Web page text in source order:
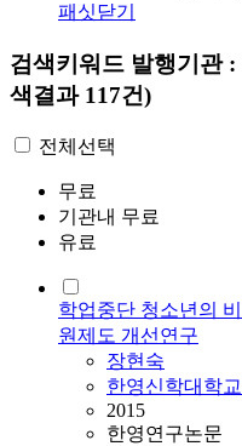
패싯닫기
검색키워드 발행기관
색결과 117건)
전체선택
무료
기관내 무료
유료
학업중단 청소년의
원제도 개선연구
장현숙
한영신학대학
2015
한영연구논문